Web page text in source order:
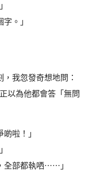
。」
我忽發奇想地問：
以為他都會答「無問
啦！」
全部都執哂⋯⋯」